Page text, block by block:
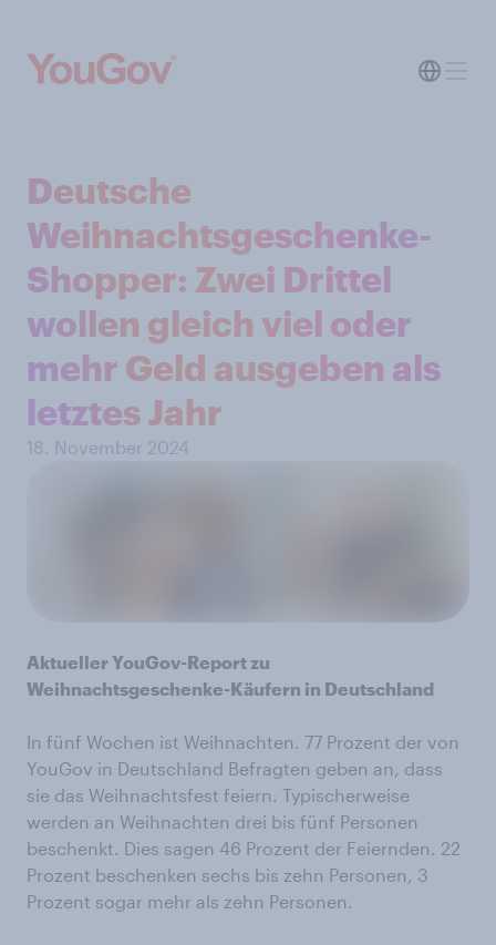
Deutsche
Weihnachtsgeschenke-
Shopper: Zwei Drittel
wollen gleich viel oder
mehr Geld ausgeben als
letztes Jahr
18. November 2024
Aktueller YouGov-Report zu
Weihnachtsgeschenke-Käufern in Deutschland
In fünf Wochen ist Weihnachten. 77 Prozent der von
YouGov in Deutschland Befragten geben an, dass
sie das Weihnachtsfest feiern. Typischerweise
werden an Weihnachten drei bis fünf Personen
beschenkt. Dies sagen 46 Prozent der Feiernden. 22
Prozent beschenken sechs bis zehn Personen, 3
Prozent sogar mehr als zehn Personen.